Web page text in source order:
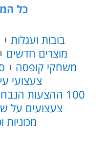
כל
בובות ועגלות
מוצרים חדשים
משחקי קופסה
צעצועי
100 ההצעות הנבחרות
צעצועים על
מכוניות